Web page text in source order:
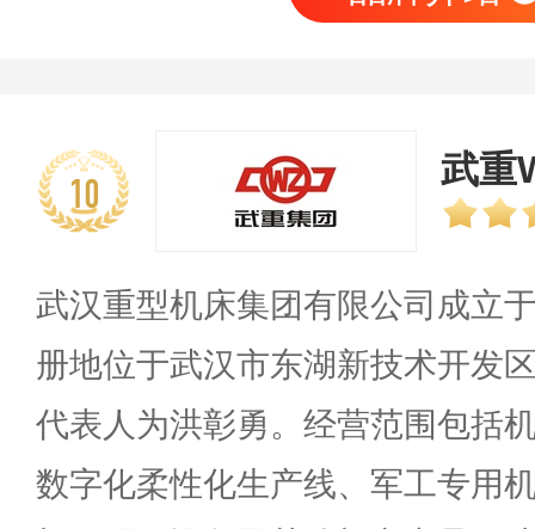
10 武重
武汉重型机床集团有限公司成立
册地位于武汉市东湖新技术开发
代表人为洪彰勇。经营范围包括
数字化柔性化生产线、军工专用